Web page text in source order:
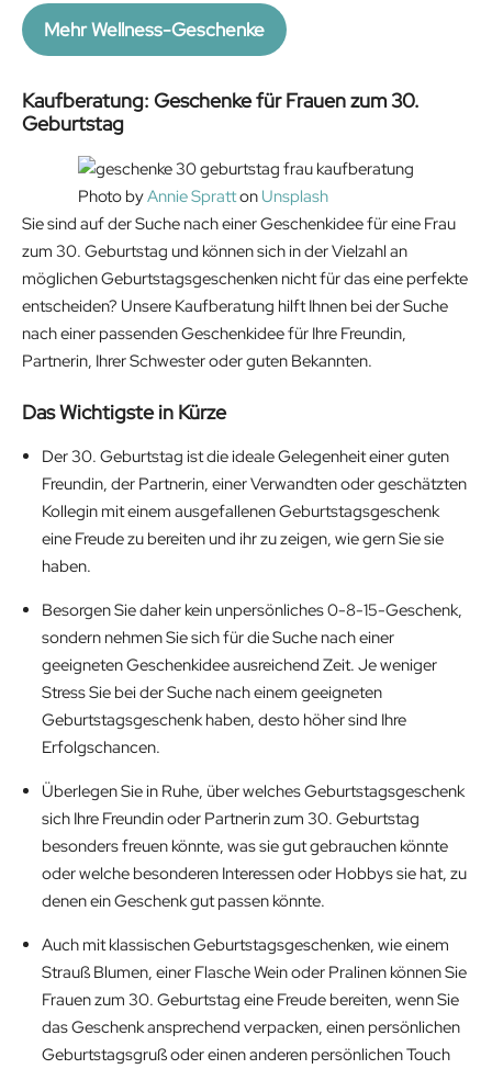
9
.
.
p
c
e
a
s
9
€
r
e
.
1
Mehr Wellness-Geschenke
Kaufberatung: Geschenke für Frauen zum 30.
Geburtstag
Photo byAnnie Spratton Unsplash
Sie sind auf der Suche nach einer Geschenkidee für eine Frau
zum 30. Geburtstag und können sich in der Vielzahl an
möglichen Geburtstagsgeschenken nicht für das eine perfekte
entscheiden? Unsere Kaufberatung hilft Ihnen bei der Suche
nach einer passenden Geschenkidee für Ihre Freundin,
Partnerin, Ihrer Schwester oder guten Bekannten.
Das Wichtigste in Kürze
Der 30. Geburtstag ist die ideale Gelegenheit einer guten
Freundin, der Partnerin, einer Verwandten oder geschätzten
Kollegin mit einem ausgefallenen Geburtstagsgeschenk
eine Freude zu bereiten und ihr zu zeigen, wie gern Sie sie
haben.
Besorgen Sie daher kein unpersönliches 0-8-15-Geschenk,
sondern nehmen Sie sich für die Suche nach einer
geeigneten Geschenkidee ausreichend Zeit. Je weniger
Stress Sie bei der Suche nach einem geeigneten
Geburtstagsgeschenk haben, desto höher sind Ihre
Erfolgschancen.
Überlegen Sie in Ruhe, über welches Geburtstagsgeschenk
sich Ihre Freundin oder Partnerin zum 30. Geburtstag
besonders freuen könnte, was sie gut gebrauchen könnte
oder welche besonderen Interessen oder Hobbys sie hat, zu
denen ein Geschenk gut passen könnte.
Auch mit klassischen Geburtstagsgeschenken, wie einem
Strauß Blumen, einer Flasche Wein oder Pralinen können Sie
Frauen zum 30. Geburtstag eine Freude bereiten, wenn Sie
das Geschenk ansprechend verpacken, einen persönlichen
Geburtstagsgruß oder einen anderen persönlichen Touch